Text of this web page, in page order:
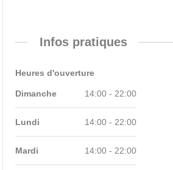
Infos pratiques
Heures d'ouverture
Dimanche 14:00 - 22:00
Lundi 14:00 - 22:00
Mardi 14:00 - 22:00